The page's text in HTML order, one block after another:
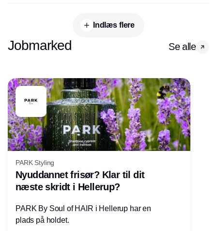
Indlæs flere
Jobmarked Se alle
PARK Styling
Nyuddannet frisør? Klar til dit
næste skridt i Hellerup?
PARK By Soul of HAIR i Hellerup har en
plads på holdet.